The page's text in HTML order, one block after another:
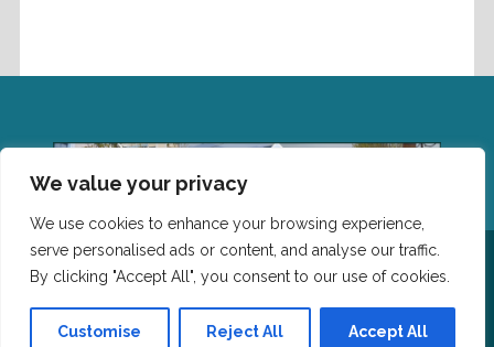
We value your privacy
We use cookies to enhance your browsing experience,
serve personalised ads or content, and analyse our traffic.
By clicking "Accept All", you consent to our use of cookies.
Customise Reject All Accept All
Επικοινωνία: Τμήμα Επιστήμης Φυσικής Αγωγής και
Αθλητισμού, Δημοκρίτειο Πανεπιστημίο Θράκης,
-39661 Email:leitourgiki@phyed.duth.gr